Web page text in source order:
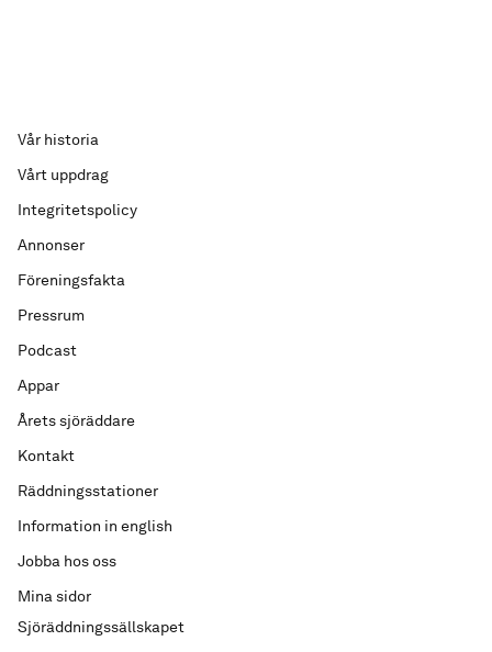
Sjöräddningssällskapet
Vår historia
Vårt uppdrag
Integritetspolicy
Annonser
Föreningsfakta
Pressrum
Podcast
Appar
Årets sjöräddare
Kontakt
Räddningsstationer
Information in english
Jobba hos oss
Mina sidor